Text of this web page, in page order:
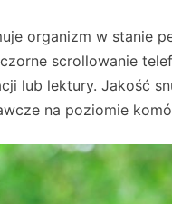
organizm w stanie
scrollowanie
lub lektury. Jakość
na poziomie